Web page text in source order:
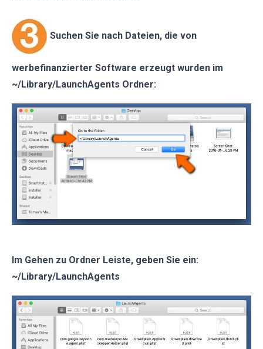
Suchen Sie nach Dateien, die von
werbefinanzierter Software erzeugt wurden im
~/Library/LaunchAgents Ordner:
Im Gehen zu Ordner Leiste, geben Sie ein:
~/Library/LaunchAgents